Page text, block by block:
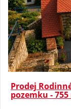
Prodej
pozemku - 755